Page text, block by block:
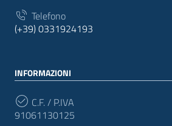
Telefono
(+39) 0331924193
INFORMAZIONI
C.F. / P.IVA
91061130125